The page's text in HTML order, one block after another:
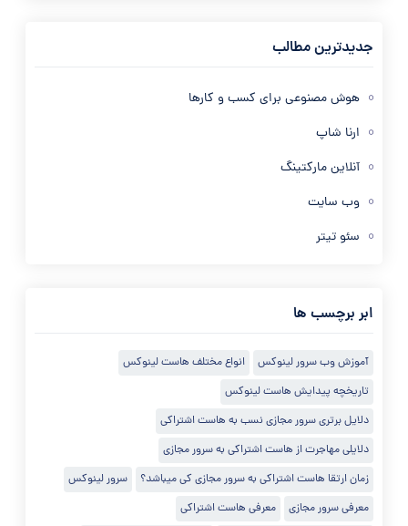
جدیدترین مطالب
هوش مصنوعی برای کسب و کارها
ارنا شاپ
آنلاین مارکتینگ
وب سایت
سئو تیتر
ابر برچسب ها
آموزش وب سرور لینوکس
انواع مختلف هاست لینوکس
تاریخچه پیدایش هاست لینوکس
دلایل برتری سرور مجازی نسب به هاست اشتراکی
دلایلی مهاجرت از هاست اشتراکی به سرور مجازی
زمان ارتقا هاست اشتراکی به سرور مجازی کی میباشد؟
سرور لینوکس
معرفی سرور مجازی
معرفی هاست اشتراکی